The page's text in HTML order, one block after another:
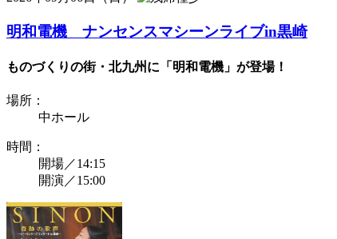
明和電機 ナンセンスマシーンライブin黒崎
ものづくりの街・北九州に「明和電機」が登場！
場所：
中ホール
時間：
開場／14:15
開演／15:00